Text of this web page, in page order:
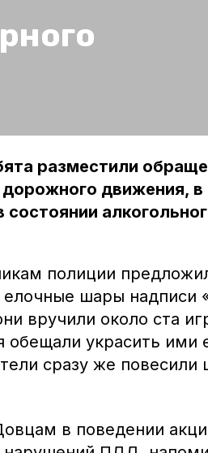
разместили
движения, в
полиции
шары надписи
вручили около ста
обещали украсить ими
сразу же повесили
в поведении